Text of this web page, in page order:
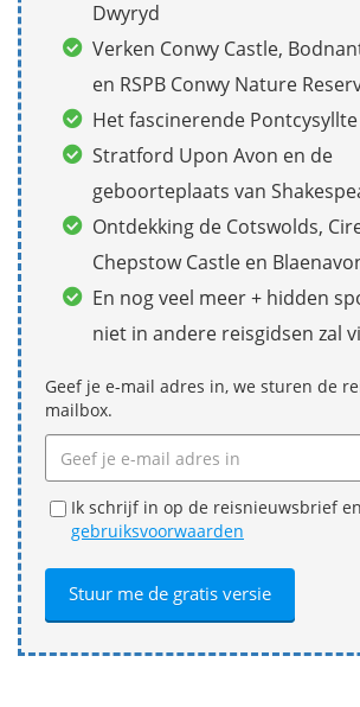
Dwyryd
Verken Conwy Castle,
en RSPB Conwy Nature
Het fascinerende
Stratford Upon Avon en de
geboorteplaats van
Ontdekking de Cotswolds,
Chepstow Castle en
En nog veel meer + hidden
niet in andere reisgidsen zal
Geef je e-mail adres in, we sturen de
mailbox.
Ik schrijf in op de reisnieuwsbrief
gebruiksvoorwaarden